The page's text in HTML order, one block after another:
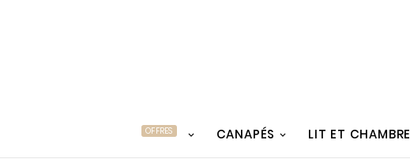
OFFRES CANAPÉS LIT ET CHAMBRE